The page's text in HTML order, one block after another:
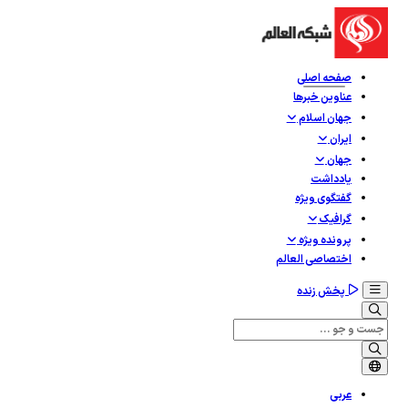
صفحه اصلی
عناوین خبرها
جهان اسلام
ایران
جهان
یادداشت
گفتگوی ویژه
گرافيک
پرونده ویژه
اختصاصی العالم
پخش زنده
عربی